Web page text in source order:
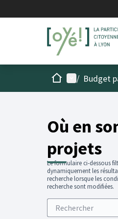
AccueilMenu
/ Budget
Où en
projets
Le formulaire ci-dessous
dynamiquement les
recherche lorsque les
recherche sont modifiées.